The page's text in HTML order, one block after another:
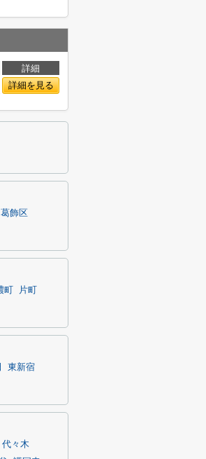
詳細
詳細を見る
葛飾区
片町
東新宿
代々木